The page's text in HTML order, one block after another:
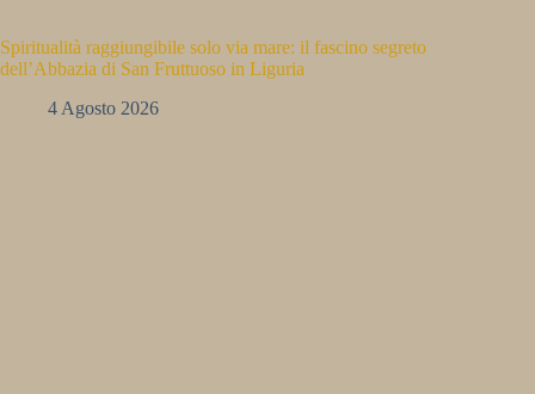
Spiritualità raggiungibile solo via mare: il fascino segreto
dell’Abbazia di San Fruttuoso in Liguria
4 Agosto 2026